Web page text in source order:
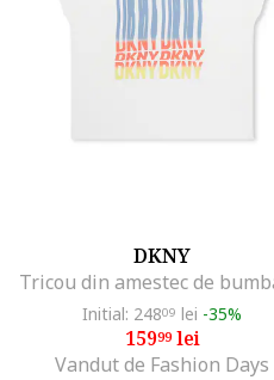
DKNY
Initial: 24809 lei -35%
15999lei
Vandut de Fashion Days